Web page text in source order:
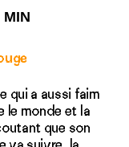
MIN
qui a aussi faim
le monde et la
que son